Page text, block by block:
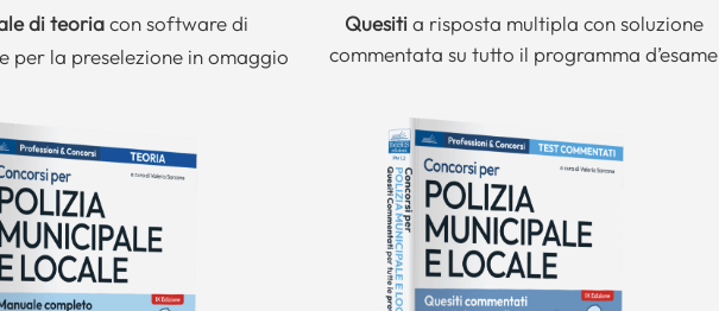
di teoriacon software di
per la preselezione in omaggio
Quesitia risposta multipla con soluzione
commentata su tutto il programma d’esame